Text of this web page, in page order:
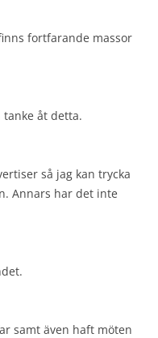
fortfarande massor
tanke åt detta.
så jag kan trycka
Annars har det inte
samt även haft möten